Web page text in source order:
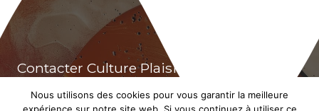
Contacter Culture Plaisir, Évasion
culture.plaisir.evasion34@gmail.com
Nous utilisons des cookies pour vous garantir la meilleure